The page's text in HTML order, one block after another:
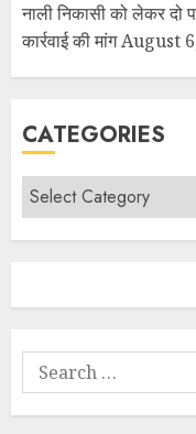
नाली निकासी को लेकर दो
कार्रवाई की मांगAugust
CATEGORIES